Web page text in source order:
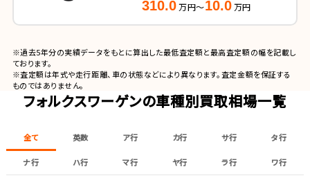
310.0万円～10.0万円
※過去5年分の実績データをもとに算出した最低査定額と最高査定額の幅を記載し
ております。
※査定額は年式や走行距離、車の状態などにより異なります。査定金額を保証する
ものではありません。
フォルクスワーゲンの車種別買取相場一覧
全て 英数 ア行 カ行 サ行 タ行
ナ行 ハ行 マ行 ヤ行 ラ行 ワ行